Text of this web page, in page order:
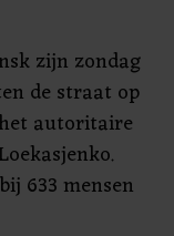
zijn zondag
de straat op
autoritaire
633 mensen